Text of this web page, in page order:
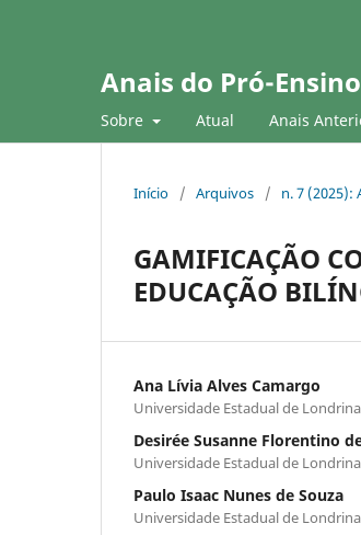
Anais do Pró-
Sobre Atual Anais
Início / Arquivos / n. 7 (2025):
GAMIFICAÇÃO
EDUCAÇÃO
Ana Lívia Alves Camargo
Universidade Estadual de Londrina
Desirée Susanne Florentino
Universidade Estadual de Londrina
Paulo Isaac Nunes de Souza
Universidade Estadual de Londrina